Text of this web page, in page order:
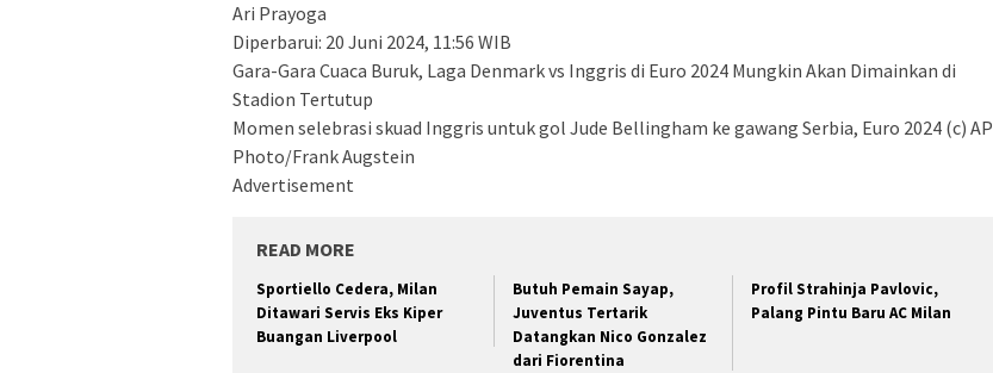
Ari Prayoga
Diperbarui: 20 Juni 2024, 11:56 WIB
Gara-Gara Cuaca Buruk, Laga Denmark vs Inggris di Euro 2024 Mungkin Akan Dimainkan di
Stadion Tertutup
Momen selebrasi skuad Inggris untuk gol Jude Bellingham ke gawang Serbia, Euro 2024 (c) AP
Photo/Frank Augstein
Advertisement
READ MORE
Sportiello Cedera, Milan
Ditawari Servis Eks Kiper
Buangan Liverpool
Butuh Pemain Sayap,
Juventus Tertarik
Datangkan Nico Gonzalez
dari Fiorentina
Profil Strahinja Pavlovic,
Palang Pintu Baru AC Milan